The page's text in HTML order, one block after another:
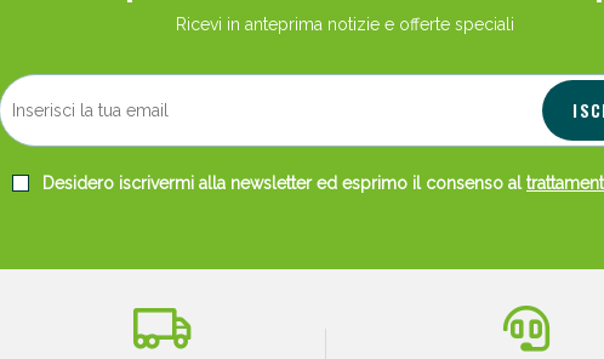
Ricevi in anteprima notizie e offerte speciali
Desidero iscrivermi alla newsletter ed esprimo il consenso al